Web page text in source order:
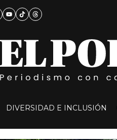
DIVERSIDAD E INCLUSIÓN